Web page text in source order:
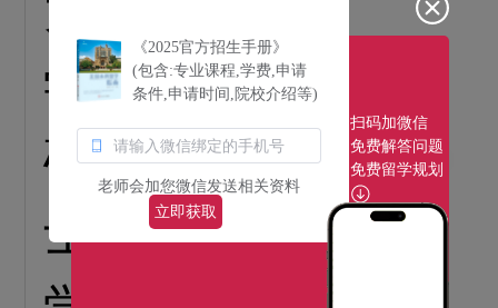
《2025官方招生手册》
(包含:专业课程,学费,申请
条件,申请时间,院校介绍等)
老师会加您微信发送相关资料
立即获取
扫码加微信
免费解答问题
免费留学规划